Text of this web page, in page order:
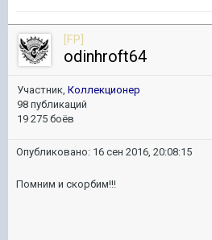
[FP]
odinhroft64
Участник, Коллекционер
98 публикаций
19 275 боёв
Опубликовано: 16 сен 2016, 20:08:15
Помним и скорбим!!!